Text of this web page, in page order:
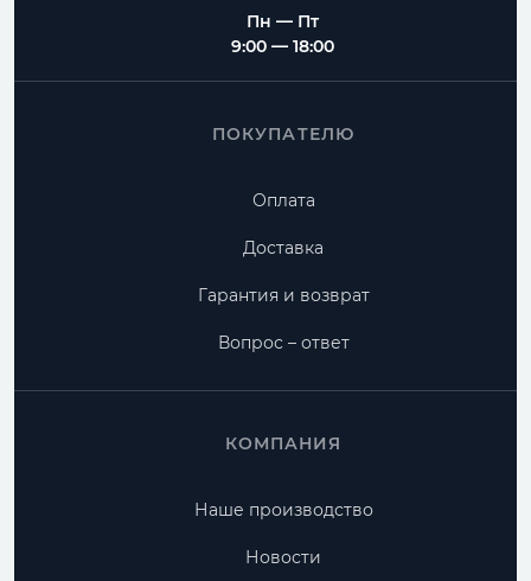
Пн — Пт
9:00 — 18:00
ПОКУПАТЕЛЮ
Оплата
Доставка
Гарантия и возврат
Вопрос – ответ
КОМПАНИЯ
Наше производство
Новости